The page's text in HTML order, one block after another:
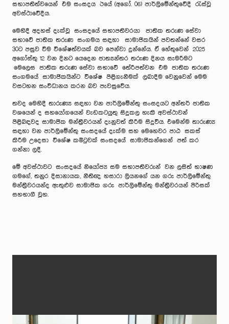
සභාපතිත්වයෙන් එම සංසදය ඊයේ (අගෝ. 06) පාර්ලිමේන්තුවේදී රැස්වූ
අවස්ථාවේදීය.
මෙහිදී අදහස් දැක්වූ සංසදයේ සභාපතිවරයා ජාතික තරුණ සේවා
සභාවේ ජාතික තරුණ සංගමය සඳහා සාමාජිකයින් පවතන්නේ වසර
30ට පසුව වීම විශේෂත්වයක් බව පෙන්වා දුන්නේය. ඒ හේතුවෙන් 2025
අගෝස්තු 12 වන දිනට යෙදෙන ජාත්‍යන්තර තරුණ දිනය සැමරීමට
මෙලෙස ජාතික තරුණ සේවා සභාවේ තේරීපත්වන එම ජාතික තරුණ
සංගමයේ සාමාජිකයින්ට විශේෂ පිළිගැනීමක් ලබාදීම වෙනුවෙන් මෙම
වසටහන සංවිධානය කරන බව පැවසුවේය.
තවද මෙහිදී තාරුණ්‍ය සඳහා වන පාර්ලිමේන්තු සංසදයට අන්තර් ජාතික
වශයෙන් ද සහයෝගයෙන් වැඩකටයුතු සිදුකල හැකි අවස්ථාවන්
පිළිබඳවද සාමාජික මන්ත්‍රීවරයන් දැනුවත් කිරීම සිදුවිය. එමෙන්ම තාරුණ්‍ය
සඳහා වන පාර්ලිමේන්තු සංසදයේ දැක්ම සහ මෙහෙවර පාඨ සකස්
කිරීම උදෙසා විශේෂ කමිටුවක් සංසදයේ සාමාජිකන්ගෙන් පත් කර
ගන්නා ලදී.
මේ අවස්ථාවට සංසදයේ නියෝජ්‍ය සම සභාපතිවරුන් වන ලසිත් භාෂණ
ගමගේ, තනුර දිසානායක, නීතිඥ හසාරා ලියනගේ යන ගරු පාර්ලිමේන්තු
මන්ත්‍රීවරයන්ද ඇතුළුව සාමාජික ගරු පාර්ලිමේන්තු මන්ත්‍රීවරයන් පිරිසක්
සහභාගී වූහ.